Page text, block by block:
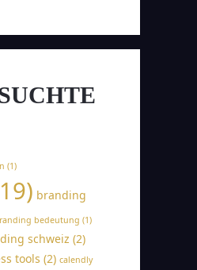
(1)
branding
bedeutung (1)
schweiz (2)
tools (2) calendly